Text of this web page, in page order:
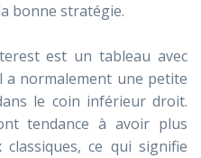
bonne stratégie.
est un tableau avec
normalement une petite
le coin inférieur droit.
tendance à avoir plus
ce qui signifie